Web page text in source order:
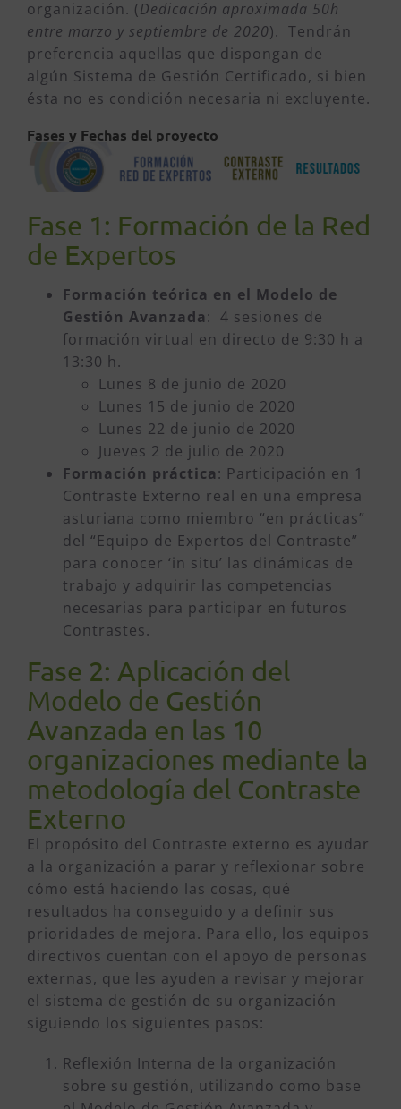
organización. (Dedicación aproximada 50h
entre marzo y septiembre de 2020). Tendrán
preferencia aquellas que dispongan de
algún Sistema de Gestión Certificado, si bien
ésta no es condición necesaria ni excluyente.
Fases y Fechas del proyecto
Fase 1: Formación de la Red
de Expertos
Formación teórica en el Modelo de
Gestión Avanzada: 4 sesiones de
formación virtual en directo de 9:30 h a
13:30 h.
Lunes 8 de junio de 2020
Lunes 15 de junio de 2020
Lunes 22 de junio de 2020
Jueves 2 de julio de 2020
Formación práctica: Participación en 1
Contraste Externo real en una empresa
asturiana como miembro “en prácticas”
del “Equipo de Expertos del Contraste”
para conocer ‘in situ’ las dinámicas de
trabajo y adquirir las competencias
necesarias para participar en futuros
Contrastes.
Fase 2: Aplicación del
Modelo de Gestión
Avanzada en las 10
organizaciones mediante la
metodología del Contraste
Externo
El propósito del Contraste externo es ayudar
a la organización a parar y reflexionar sobre
cómo está haciendo las cosas, qué
resultados ha conseguido y a definir sus
prioridades de mejora. Para ello, los equipos
directivos cuentan con el apoyo de personas
externas, que les ayuden a revisar y mejorar
el sistema de gestión de su organización
siguiendo los siguientes pasos:
Reflexión Interna de la organización
sobre su gestión, utilizando como base